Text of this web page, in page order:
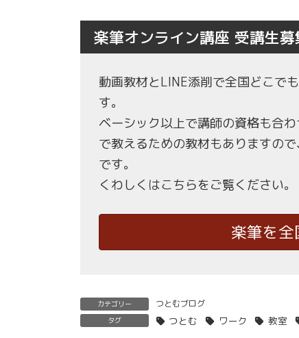
楽筆オンライン講座 受講生募
動画教材とLINE添削で全国どこで
す。
ベーシック以上で講師の資格も合
で教えるための教材もありますの
です。
くわしくはこちらをご覧ください。
楽筆を全
カテゴリー つとむブログ
タグ つとむ ワーク 教室